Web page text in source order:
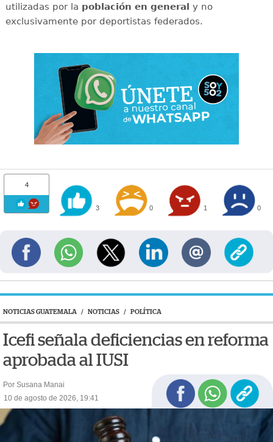
utilizadas por la población en general y no
exclusivamente por deportistas federados.
4
3 0 1 0
NOTICIAS GUATEMALA / NOTICIAS / POLÍTICA
Icefi señala deficiencias en reforma
aprobada al IUSI
Por Susana Manai
10 de agosto de 2026, 19:41